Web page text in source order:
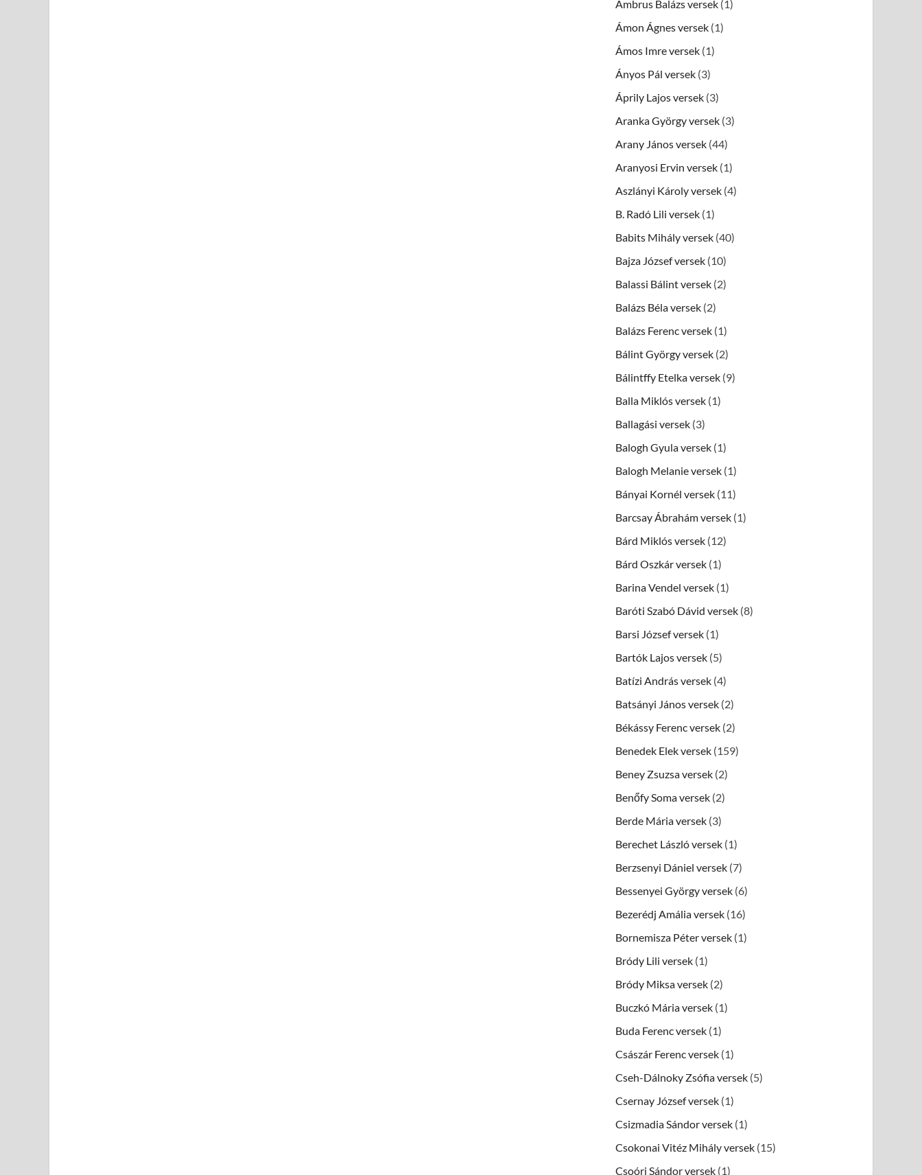
Ambrus Balázs versek (1)
Ámon Ágnes versek (1)
Ámos Imre versek (1)
Ányos Pál versek (3)
Áprily Lajos versek (3)
Aranka György versek (3)
Arany János versek (44)
Aranyosi Ervin versek (1)
Aszlányi Károly versek (4)
B. Radó Lili versek (1)
Babits Mihály versek (40)
Bajza József versek (10)
Balassi Bálint versek (2)
Balázs Béla versek (2)
Balázs Ferenc versek (1)
Bálint György versek (2)
Bálintffy Etelka versek (9)
Balla Miklós versek (1)
Ballagási versek (3)
Balogh Gyula versek (1)
Balogh Melanie versek (1)
Bányai Kornél versek (11)
Barcsay Ábrahám versek (1)
Bárd Miklós versek (12)
Bárd Oszkár versek (1)
Barina Vendel versek (1)
Baróti Szabó Dávid versek (8)
Barsi József versek (1)
Bartók Lajos versek (5)
Batízi András versek (4)
Batsányi János versek (2)
Békássy Ferenc versek (2)
Benedek Elek versek (159)
Beney Zsuzsa versek (2)
Benőfy Soma versek (2)
Berde Mária versek (3)
Berechet László versek (1)
Berzsenyi Dániel versek (7)
Bessenyei György versek (6)
Bezerédj Amália versek (16)
Bornemisza Péter versek (1)
Bródy Lili versek (1)
Bródy Miksa versek (2)
Buczkó Mária versek (1)
Buda Ferenc versek (1)
Császár Ferenc versek (1)
Cseh-Dálnoky Zsófia versek (5)
Csernay József versek (1)
Csizmadia Sándor versek (1)
Csokonai Vitéz Mihály versek (15)
Csoóri Sándor versek (1)